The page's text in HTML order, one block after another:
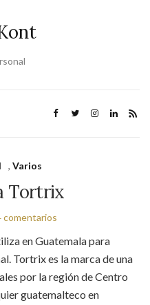
, Varios
Tortrix
comentarios
en Guatemala para
Tortrix es la marca de una
por la región de Centro
guatemalteco en